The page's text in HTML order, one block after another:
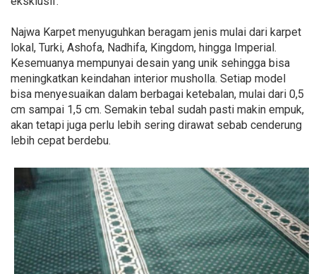
Najwa Karpet menyuguhkan beragam jenis mulai dari karpet
lokal, Turki, Ashofa, Nadhifa, Kingdom, hingga Imperial.
Kesemuanya mempunyai desain yang unik sehingga bisa
meningkatkan keindahan interior musholla. Setiap model
bisa menyesuaikan dalam berbagai ketebalan, mulai dari 0,5
cm sampai 1,5 cm. Semakin tebal sudah pasti makin empuk,
akan tetapi juga perlu lebih sering dirawat sebab cenderung
lebih cepat berdebu.